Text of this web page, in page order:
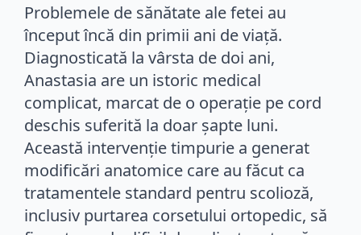
Problemele de sănătate ale fetei au
început încă din primii ani de viață.
Diagnosticată la vârsta de doi ani,
Anastasia are un istoric medical
complicat, marcat de o operație pe cord
deschis suferită la doar șapte luni.
Această intervenție timpurie a generat
modificări anatomice care au făcut ca
tratamentele standard pentru scolioză,
inclusiv purtarea corsetului ortopedic, să